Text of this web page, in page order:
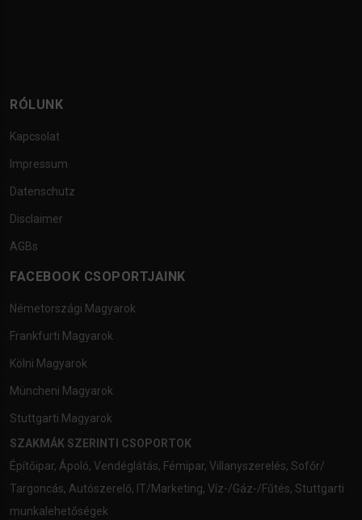
RÓLUNK
Kapcsolat
Impressum
Datenschutz
Disclaimer
AGBs
FACEBOOK CSOPORTJAINK
Németországi Magyarok
Frankfurti Magyarok
Kölni Magyarok
Müncheni Magyarok
Stuttgarti Magyarok
SZAKMÁK SZERINTI CSOPORTOK
Építőipar, Ápoló, Vendéglátás, Fémipar, Villanyszerelés, Sofőr/
Targoncás, Autószerelő, IT/Marketing, Víz-/Gáz-/Fűtés, Stuttgarti
munkalehetőségek